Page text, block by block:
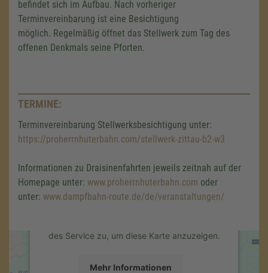
befindet sich im Aufbau. Nach vorheriger
Terminvereinbarung ist eine Besichtigung
möglich. Regelmäßig öffnet das Stellwerk zum Tag des
offenen Denkmals seine Pforten.
TERMINE:
Terminvereinbarung Stellwerksbesichtigung unter:
https://proherrnhuterbahn.com/stellwerk-zittau-b2-w3
Informationen zu Draisinenfahrten jeweils zeitnah auf der
Homepage unter: www.proherrnhuterbahn.com oder
unter: www.dampfbahn-route.de/de/veranstaltungen/
Wir benötigen Ihre Zustimmung,
um den Google Maps-Service zu
Wir verwenden einen Service eines
Drittanbieters, um Karteninhalte einzubetten.
Dieser Service kann Daten zu Ihren
des Service zu, um diese Karte anzuzeigen.
Mehr Informationen